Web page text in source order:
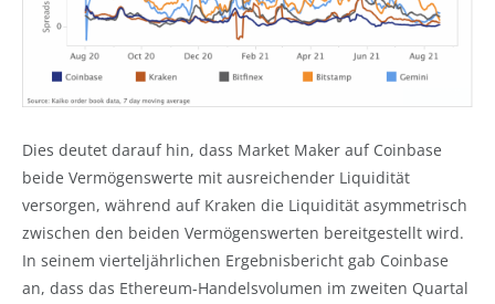
Dies deutet darauf hin, dass Market Maker auf Coinbase
beide Vermögenswerte mit ausreichender Liquidität
versorgen, während auf Kraken die Liquidität asymmetrisch
zwischen den beiden Vermögenswerten bereitgestellt wird.
In seinem vierteljährlichen Ergebnisbericht gab Coinbase
an, dass das Ethereum-Handelsvolumen im zweiten Quartal